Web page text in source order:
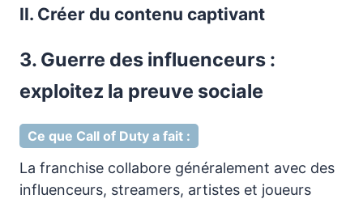
II. Créer du contenu captivant
3. Guerre des influenceurs :
exploitez la preuve sociale
Ce que Call of Duty a fait :
La franchise collabore généralement avec des
influenceurs, streamers, artistes et joueurs